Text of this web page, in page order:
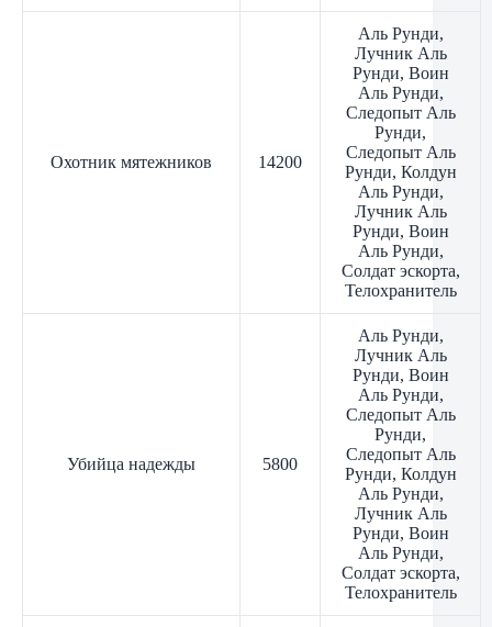
Охотник мятежников 14200
Аль Рунди,
Лучник Аль
Рунди, Воин
Аль Рунди,
Следопыт Аль
Рунди,
Следопыт Аль
Рунди, Колдун
Аль Рунди,
Лучник Аль
Рунди, Воин
Аль Рунди,
Солдат эскорта,
Телохранитель
Убийца надежды 5800
Аль Рунди,
Лучник Аль
Рунди, Воин
Аль Рунди,
Следопыт Аль
Рунди,
Следопыт Аль
Рунди, Колдун
Аль Рунди,
Лучник Аль
Рунди, Воин
Аль Рунди,
Солдат эскорта,
Телохранитель